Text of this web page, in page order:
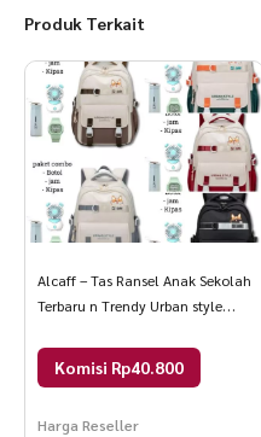
Produk Terkait
Alcaff – Tas Ransel Anak Sekolah
Terbaru n Trendy Urban style
PolosKomisi Rp40.800
Harga Reseller